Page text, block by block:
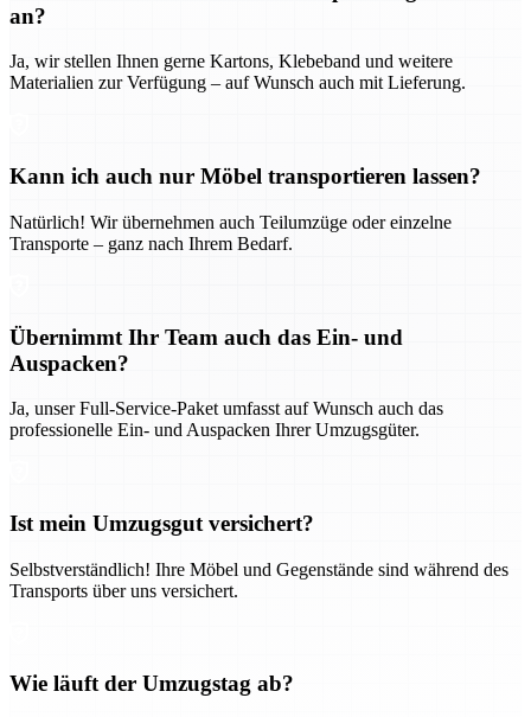
an?
Ja, wir stellen Ihnen gerne Kartons, Klebeband und weitere
Materialien zur Verfügung – auf Wunsch auch mit Lieferung.
Kann ich auch nur Möbel transportieren lassen?
Natürlich! Wir übernehmen auch Teilumzüge oder einzelne
Transporte – ganz nach Ihrem Bedarf.
Übernimmt Ihr Team auch das Ein- und
Auspacken?
Ja, unser Full-Service-Paket umfasst auf Wunsch auch das
professionelle Ein- und Auspacken Ihrer Umzugsgüter.
Ist mein Umzugsgut versichert?
Selbstverständlich! Ihre Möbel und Gegenstände sind während des
Transports über uns versichert.
Wie läuft der Umzugstag ab?